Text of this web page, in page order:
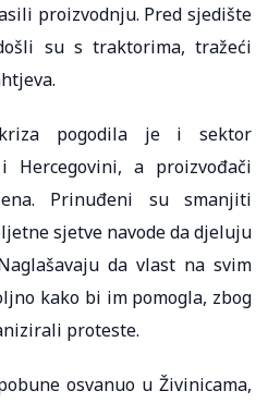
proizvodnju. Pred sjedište
su s traktorima, tražeći
kriza pogodila je i sektor
a proizvođači
Prinuđeni su smanjiti
sjetve navode da djeluju
da vlast na svim
kako bi im pomogla, zbog
proteste.
osvanuo u Živinicama,